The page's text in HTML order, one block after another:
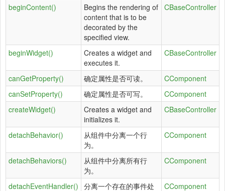
beginContent()
Begins the rendering of
content that is to be
decorated by the
specified view.
CBaseController
beginWidget()
Creates a widget and
executes it.
CBaseController
canGetProperty() 确定属性是否可读。
CComponent
canSetProperty()
确定属性是否可写。
CComponent
createWidget()
Creates a widget and
initializes it.
CBaseController
detachBehavior()
从组件中分离一个行
为。
CComponent
detachBehaviors()
从组件中分离所有行
为。
CComponent
detachEventHandler() 分离一个存在的事件处 CComponent